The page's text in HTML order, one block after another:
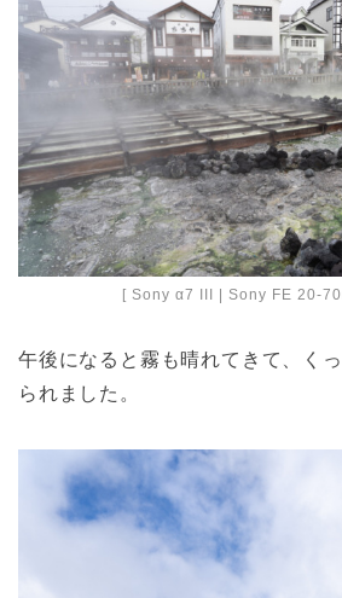
[ Sony α7 III | Sony FE 20-
午後になると霧も晴れてきて、く
られました。